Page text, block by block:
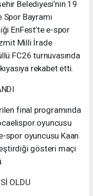
Belediyesi’nin 19
Spor Bayramı
EnFest’te e-spor
Milli İrade
FC26 turnuvasında
rekabet etti.
final programında
oyuncusu
spor oyuncusu Kaan
gösteri maçı
OLDU